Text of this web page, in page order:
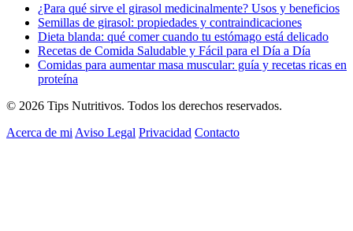
¿Para qué sirve el girasol medicinalmente? Usos y beneficios
Semillas de girasol: propiedades y contraindicaciones
Dieta blanda: qué comer cuando tu estómago está delicado
Recetas de Comida Saludable y Fácil para el Día a Día
Comidas para aumentar masa muscular: guía y recetas ricas en
proteína
© 2026 Tips Nutritivos. Todos los derechos reservados.
Acerca de mi Aviso Legal Privacidad Contacto